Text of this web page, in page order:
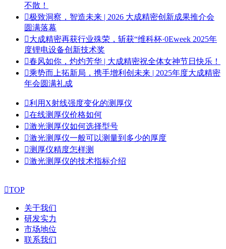
不散！
极致洞察，智造未来 | 2026 大成精密创新成果推介会
圆满落幕
大成精密再获行业殊荣，斩获“维科杯·0Eweek 2025年
度锂电设备创新技术奖
春风如你，灼灼芳华 | 大成精密祝全体女神节日快乐！
乘势而上拓新局，携手增利创未来 | 2025年度大成精密
年会圆满礼成
利用X射线强度变化的测厚仪
在线测厚仪价格如何
激光测厚仪如何选择型号
激光测厚仪一般可以测量到多少的厚度
测厚仪精度怎样测
激光测厚仪的技术指标介绍
TOP
关于我们
研发实力
市场地位
联系我们